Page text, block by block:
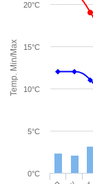
Temp. Min/Max
0°C
5°C
10°C
15°C
20°C